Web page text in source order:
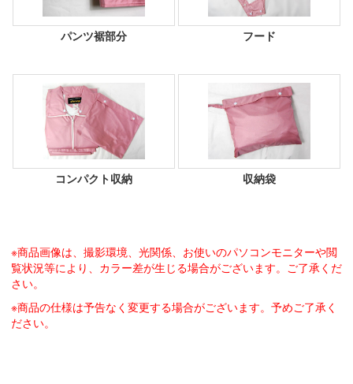
パンツ裾部分 フード
コンパクト収納 収納袋
※商品画像は、撮影環境、光関係、お使いのパソコンモニターや閲
覧状況等により、カラー差が生じる場合がございます。ご了承くだ
さい。
※商品の仕様は予告なく変更する場合がございます。予めご了承く
ださい。